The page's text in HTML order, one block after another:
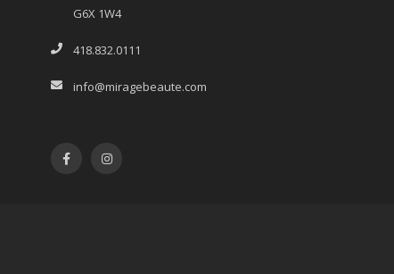
G6X 1W4
418.832.0111
info@miragebeaute.com